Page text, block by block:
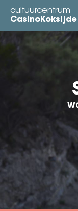
Overslaan
naar
de
cultuurcentrum
CasinoKoksijde